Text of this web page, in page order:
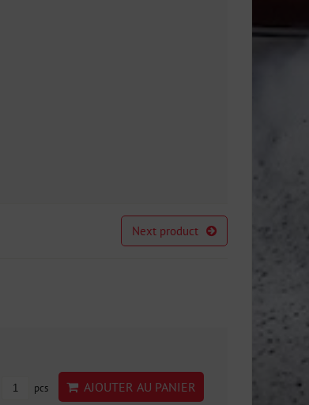
Next product
pcs AJOUTER AU PANIER